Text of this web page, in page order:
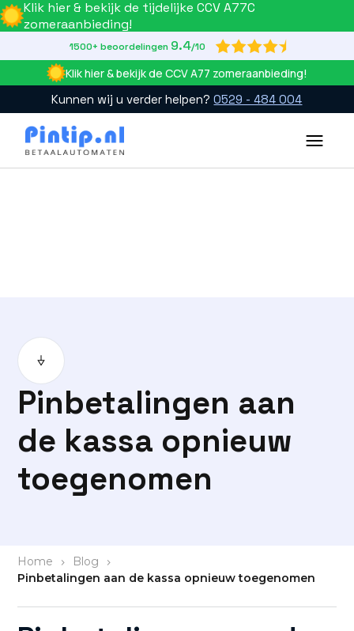
Klik hier & bekijk de tijdelijke CCV A77C
zomeraanbieding!
1500+ beoordelingen 9.4/10 
Klik hier & bekijk de CCV A77 zomeraanbieding!
Kunnen wij u verder helpen?0529 - 484 004
Pinbetalingen aan
de kassa opnieuw
toegenomen
Home > Blog >
Pinbetalingen aan de kassa opnieuw toegenomen